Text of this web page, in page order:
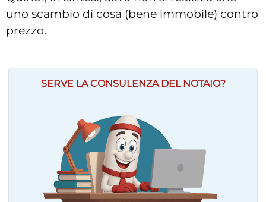
uno scambio di cosa (bene immobile) contro
prezzo.
SERVE LA CONSULENZA DEL NOTAIO?